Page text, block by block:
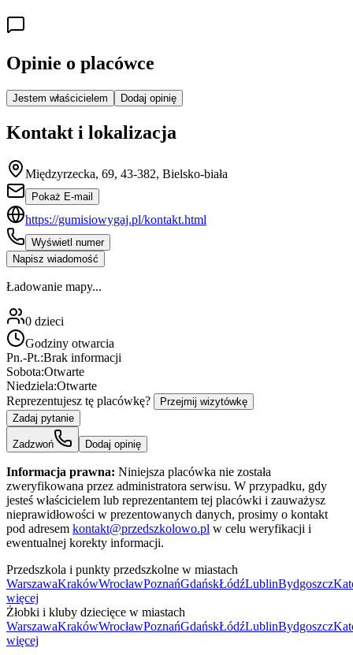
Opinie o placówce
Jestem właścicielem Dodaj opinię
Kontakt i lokalizacja
Międzyrzecka, 69, 43-382, Bielsko-biała
Pokaż E-mail
https://gumisiowygaj.pl/kontakt.html
Wyświetl numer
Napisz wiadomość
Ładowanie mapy...
0 dzieci
Godziny otwarcia
Pn.-Pt.:Brak informacji
Sobota:Otwarte
Niedziela:Otwarte
Reprezentujesz tę placówkę?
Przejmij wizytówkę
Zadaj pytanie
Zadzwoń Dodaj opinię
Informacja prawna: Niniejsza placówka nie została
zweryfikowana przez administratora serwisu. W przypadku, gdy
jesteś właścicielem lub reprezentantem tej placówki i zauważysz
nieprawidłowości w prezentowanych danych, prosimy o kontakt
pod adresem kontakt@przedszkolowo.pl w celu weryfikacji i
ewentualnej korekty informacji.
Przedszkola i punkty przedszkolne w miastach
WarszawaKrakówWrocławPoznańGdańskŁódźLublinBydgoszcz
więcej
Żłobki i kluby dziecięce w miastach
WarszawaKrakówWrocławPoznańGdańskŁódźLublinBydgoszcz
więcej